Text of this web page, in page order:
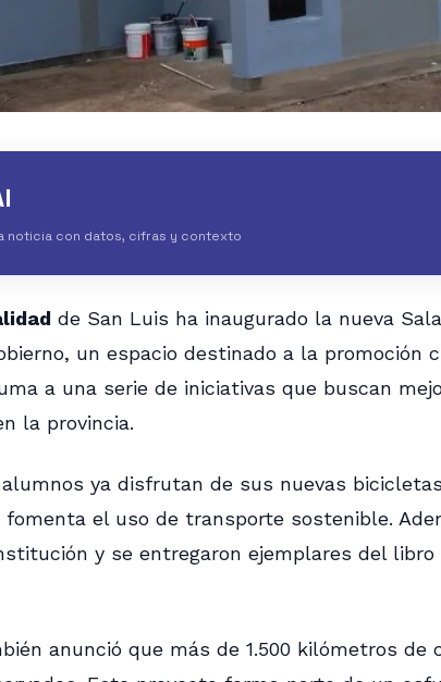
noticia con datos, cifras y contexto
de San Luis ha inaugurado la nueva Sala
un espacio destinado a la promoción
a una serie de iniciativas que buscan
la provincia.
ya disfrutan de sus nuevas
fomenta el uso de transporte sostenible.
y se entregaron ejemplares del libro
anunció que más de 1.500 kilómetros de